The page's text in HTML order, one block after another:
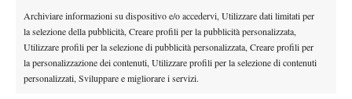
Archiviare informazioni su dispositivo e/o accedervi, Utilizzare dati limitati per
la selezione della pubblicità, Creare profili per la pubblicità personalizzata,
Utilizzare profili per la selezione di pubblicità personalizzata, Creare profili per
la personalizzazione dei contenuti, Utilizzare profili per la selezione di contenuti
personalizzati, Sviluppare e migliorare i servizi.